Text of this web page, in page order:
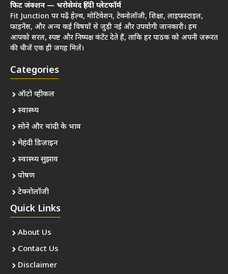
फिट जंक्शन — भरोसेमंद हिंदी प्लेटफॉर्म
Fit Junction पर पढ़ें हेल्थ, मोटिवेशन, टेक्नोलॉजी, शिक्षा, लाइफस्टाइल,
फाइनेंस, और अन्य कई विषयों से जुड़ी नई और उपयोगी जानकारी। हम
आपको सरल, स्पष्ट और निष्पक्ष कंटेंट देते हैं, ताकि हर पाठक को अपनी ज़रूरत
की चीजें एक ही जगह मिलें।
Categories
ऑटो व्हीकल
स्वास्थ्य
सोने और चांदी के भाव
मेहंदी डिज़ाइन
स्वास्थ्य सुझाव
पोषण
टेक्नोलॉजी
Quick Links
About Us
Contact Us
Disclaimer